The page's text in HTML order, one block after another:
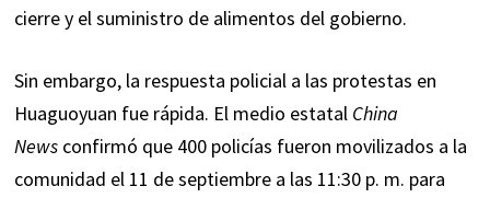
cierre y el suministro de alimentos del gobierno.
Sin embargo, la respuesta policial a las protestas en
Huaguoyuan fue rápida. El medio estatal China
Newsconfirmó que 400 policías fueron movilizados a la
comunidad el 11 de septiembre a las 11:30 p. m. para